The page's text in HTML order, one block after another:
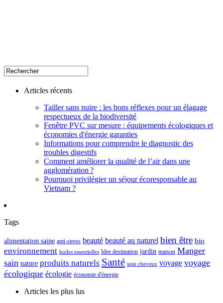
Articles récents
Tailler sans nuire : les bons réflexes pour un élagage
respectueux de la biodiversité
Fenêtre PVC sur mesure : équipements écologiques et
économies d'énergie garanties
Informations pour comprendre le diagnostic des
troubles digestifs
Comment améliorer la qualité de l’air dans une
agglomération ?
Pourquoi privilégier un séjour écoresponsable au
Vietnam ?
Tags
alimentation saine anti-stress beauté beauté au naturel bien être bio
environnement huiles essentielles Idee destination jardin maison Manger
sain nature produits naturels Santé soin cheveux voyage voyage
écologique écologie économie d'énergie
Articles les plus lus